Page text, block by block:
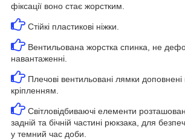
фіксації воно стає жорстким.
Стійкі пластикові ніжки.
Вентильована жорстка спинка, не
навантаженні.
Плечові вентильовані лямки
кріпленням.
Світловідбиваючі елементи
задній та бічній частині рюкзака, для
у темний час доби.